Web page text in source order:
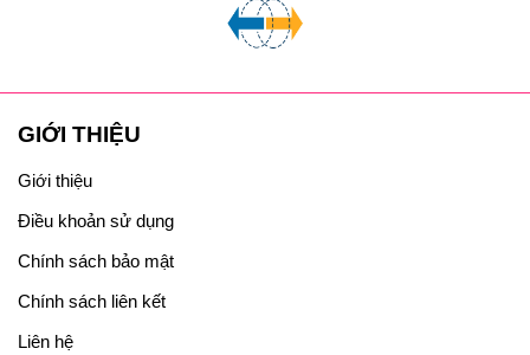
GIỚI THIỆU
Giới thiệu
Điều khoản sử dụng
Chính sách bảo mật
Chính sách liên kết
Liên hệ